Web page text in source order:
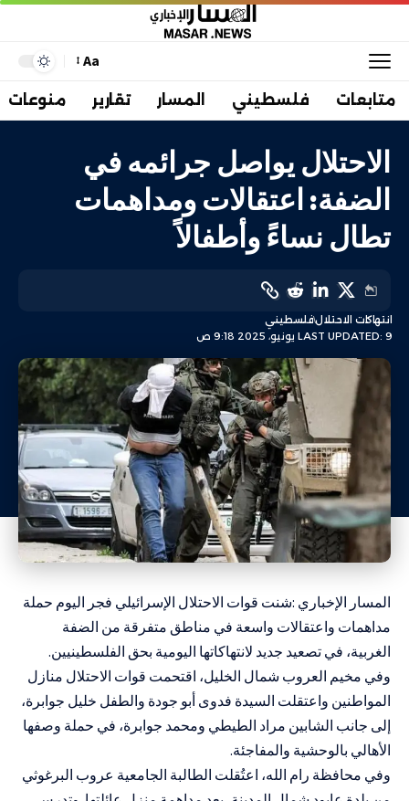
Aa
متابعات فلسطيني المسار تقارير منوعات
الاحتلال يواصل جرائمه في
الضفة: اعتقالات ومداهمات
تطال نساءً وأطفالاً
LAST UPDATED: 9 يونيو، 2025 9:18 ص
انتهاكات الاحتلالفلسطيني
المسار الإخباري :شنت قوات الاحتلال الإسرائيلي فجر اليوم حملة
مداهمات واعتقالات واسعة في مناطق متفرقة من الضفة
الغربية، في تصعيد جديد لانتهاكاتها اليومية بحق الفلسطينيين.
وفي مخيم العروب شمال الخليل، اقتحمت قوات الاحتلال منازل
المواطنين واعتقلت السيدة فدوى أبو جودة والطفل خليل جوابرة،
إلى جانب الشابين مراد الطيطي ومحمد جوابرة، في حملة وصفها
الأهالي بالوحشية والمفاجئة.
وفي محافظة رام الله، اعتُقلت الطالبة الجامعية عروب البرغوثي